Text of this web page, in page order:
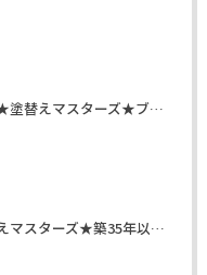
広島市の外壁塗装★塗替えマスターズ★ブログ「初めて家を手入れするのに」
㈱室田工業★塗替えマスターズ★築35年以上のお宅の施工事例